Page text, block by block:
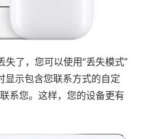
了，您可以使用“丢失模式”
示包含您联系方式的自定
系您。这样，您的设备更有